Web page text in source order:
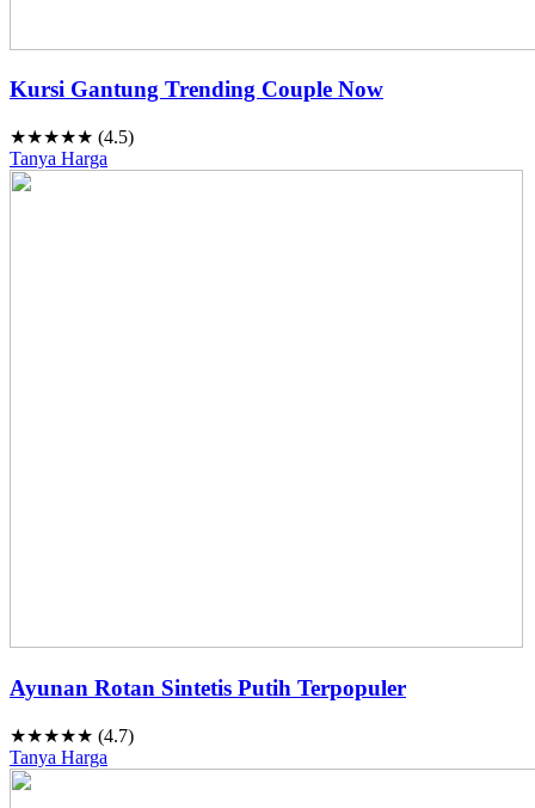
Kursi Gantung Trending Couple Now
★★★★★ (4.5)
Tanya Harga
Ayunan Rotan Sintetis Putih Terpopuler
★★★★★ (4.7)
Tanya Harga